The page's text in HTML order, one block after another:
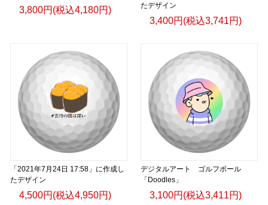
3,800円(税込4,180円)
たデザイン
3,400円(税込3,741円)
「2021年7月24日 17:58」に作成し
たデザイン
4,500円(税込4,950円)
デジタルアート ゴルフボール
「Doodles」
3,100円(税込3,411円)